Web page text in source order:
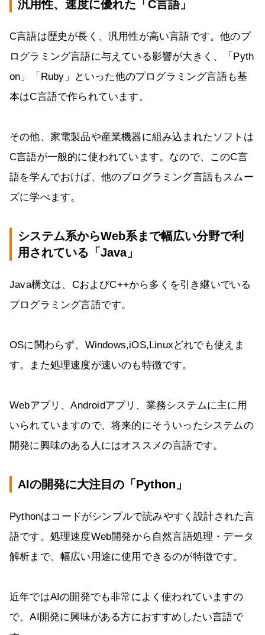
汎用性、速度に優れた「C言語」
C言語は歴史が長く、汎用性が高い言語です。他のプ
ログラミング言語に与えている影響が大きく、「Pyth
on」「Ruby」といった他のプログラミング言語も基
本はC言語で作られています。
その他、家電製品や産業機器に組み込まれたソフトは
C言語が一般的に使われています。なので、このC言
語を学んでおけば、他のプログラミング言語もスムー
ズに学べます。
システム系からWeb系まで幅広い分野で利
用されている「Java」
Java構文は、CおよびC++から多くを引き継いでいる
プログラミング言語です。
OSに関わらず、Windows,iOS,Linuxどれでも使えま
す。また処理速度が速いのも特徴です。
Webアプリ、Androidアプリ、業務システムに主に用
いられていますので、将来的にそういったシステムの
開発に興味のある人にはオススメの言語です。
AIの開発に大注目の「Python」
Pythonはコードがシンプルで読みやすく設計された言
語です。処理速度Web開発から自然言語処理・データ
解析まで、幅広い用途に使用できるのが特徴です。
近年ではAIの開発でも非常によく使われていますの
で、AI開発に興味がある方におすすめしたい言語で